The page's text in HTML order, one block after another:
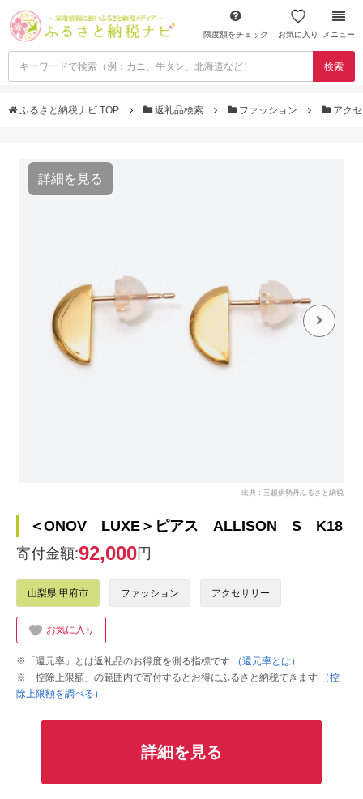
限度額をチェック お気に入り メニュー
検索
ふるさと納税ナビ TOP 返礼品検索 ファッション アク
詳細を見る
出典：三越伊勢丹ふるさと納税
＜ONOV LUXE＞ピアス ALLISON S K18
寄付金額:92,000円
山梨県 甲府市 ファッション アクセサリー
お気に入り
※「還元率」とは返礼品のお得度を測る指標です
（還元率とは）
※「控除上限額」の範囲内で寄付するとお得にふるさと納税できます
（控
除上限額を調べる）
詳細を見る